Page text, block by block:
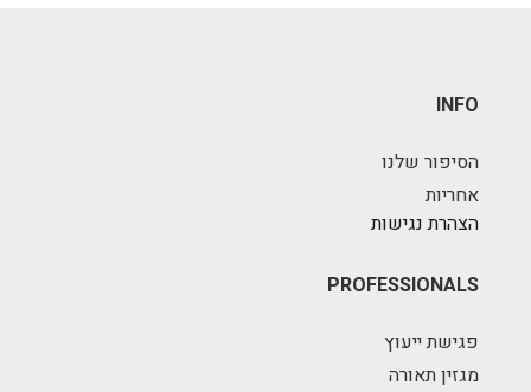
INFO
הסיפור שלנו
אחריות
הצהרת נגישות
PROFESSIONALS
פגישת ייעוץ
מגזין תאורה